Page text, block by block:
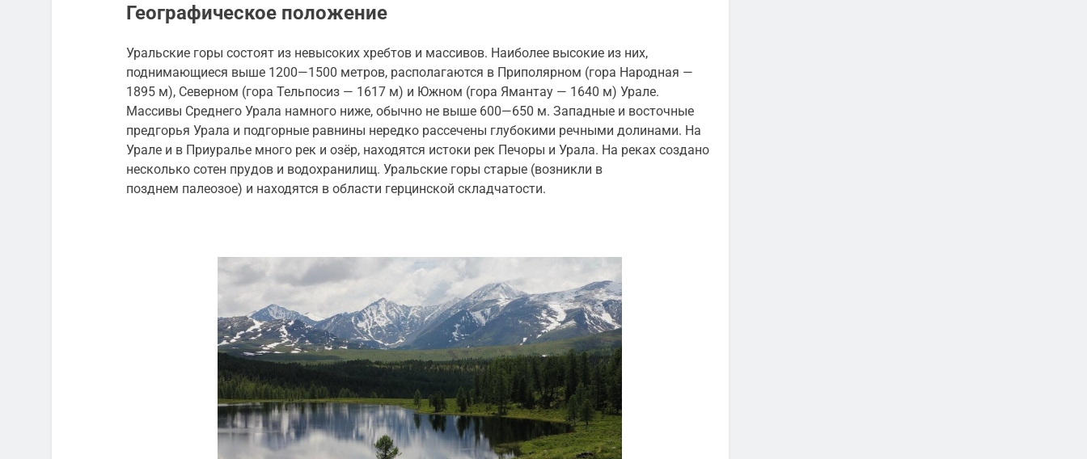
Географическое положение
Уральские горы состоят из невысоких хребтов и массивов. Наиболее высокие из них,
поднимающиеся выше 1200—1500 метров, располагаются в Приполярном (гора Народная —
1895 м), Северном (гора Тельпосиз — 1617 м) и Южном (гора Ямантау — 1640 м) Урале.
Массивы Среднего Урала намного ниже, обычно не выше 600—650 м. Западные и восточные
предгорья Урала и подгорные равнины нередко рассечены глубокими речными долинами. На
Урале и в Приуралье много рек и озёр, находятся истоки рек Печоры и Урала. На реках создано
несколько сотен прудов и водохранилищ. Уральские горы старые (возникли в
позднем палеозое) и находятся в области герцинской складчатости.